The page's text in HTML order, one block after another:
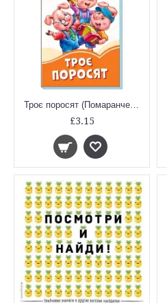
Троє поросят (Помаранчеві книжки)
£3.15